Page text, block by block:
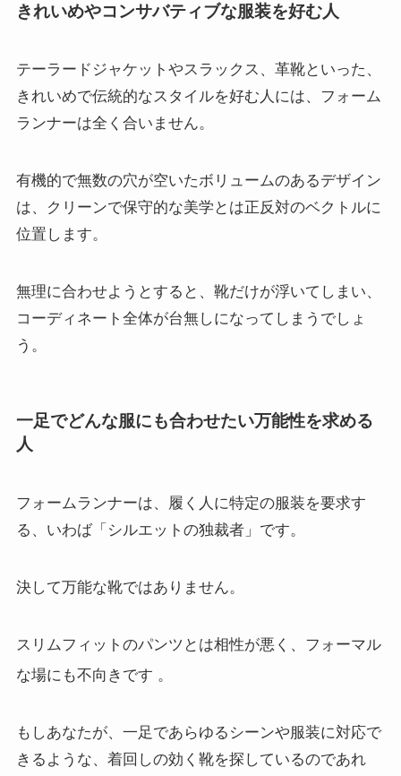
きれいめやコンサバティブな服装を好む人
テーラードジャケットやスラックス、革靴といった、
きれいめで伝統的なスタイルを好む人には、フォーム
ランナーは全く合いません。
有機的で無数の穴が空いたボリュームのあるデザイン
は、クリーンで保守的な美学とは正反対のベクトルに
位置します。
無理に合わせようとすると、靴だけが浮いてしまい、
コーディネート全体が台無しになってしまうでしょ
う。
一足でどんな服にも合わせたい万能性を求める
人
フォームランナーは、履く人に特定の服装を要求す
る、いわば「シルエットの独裁者」です。
決して万能な靴ではありません。
スリムフィットのパンツとは相性が悪く、フォーマル
な場にも不向きです 。
もしあなたが、一足であらゆるシーンや服装に対応で
きるような、着回しの効く靴を探しているのであれ